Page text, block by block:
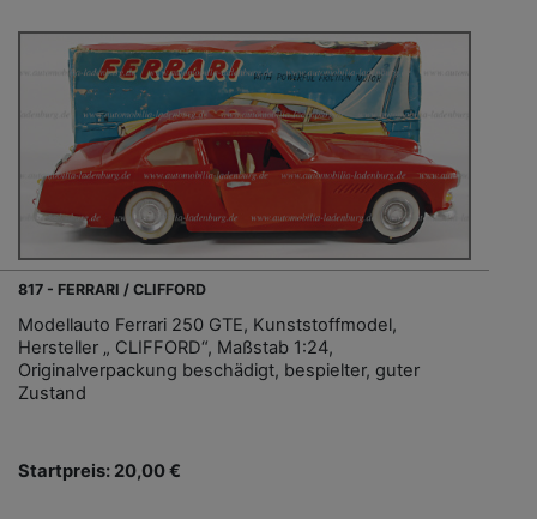
817 - FERRARI / CLIFFORD
Modellauto Ferrari 250 GTE, Kunststoffmodel,
Hersteller „ CLIFFORD“, Maßstab 1:24,
Originalverpackung beschädigt, bespielter, guter
Zustand
Startpreis: 20,00 €